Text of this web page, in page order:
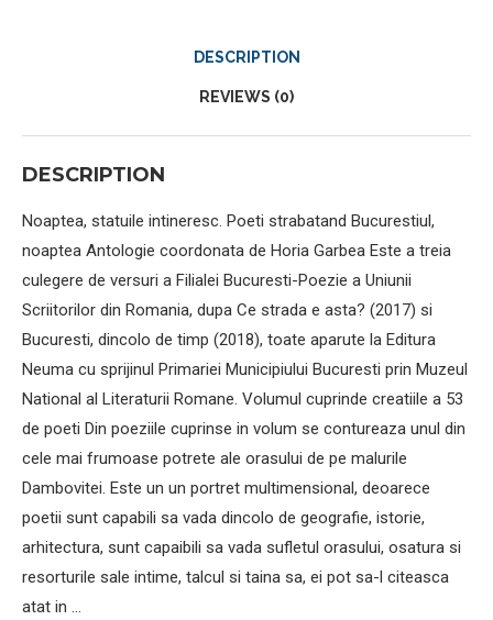
DESCRIPTION
REVIEWS (0)
DESCRIPTION
Noaptea, statuile intineresc. Poeti strabatand Bucurestiul,
noaptea Antologie coordonata de Horia Garbea Este a treia
culegere de versuri a Filialei Bucuresti-Poezie a Uniunii
Scriitorilor din Romania, dupa Ce strada e asta? (2017) si
Bucuresti, dincolo de timp (2018), toate aparute la Editura
Neuma cu sprijinul Primariei Municipiului Bucuresti prin Muzeul
National al Literaturii Romane. Volumul cuprinde creatiile a 53
de poeti Din poeziile cuprinse in volum se contureaza unul din
cele mai frumoase potrete ale orasului de pe malurile
Dambovitei. Este un un portret multimensional, deoarece
poetii sunt capabili sa vada dincolo de geografie, istorie,
arhitectura, sunt capaibili sa vada sufletul orasului, osatura si
resorturile sale intime, talcul si taina sa, ei pot sa-l citeasca
atat in …